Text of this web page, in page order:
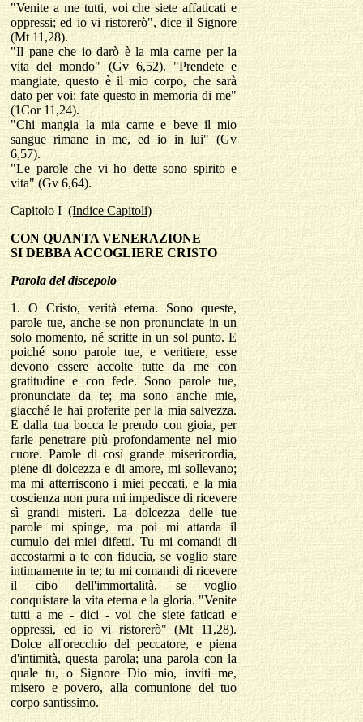
"Venite a me tutti, voi che siete affaticati e
oppressi; ed io vi ristorerò", dice il Signore
(Mt 11,28).
"Il pane che io darò è la mia carne per la
vita del mondo" (Gv 6,52). "Prendete e
mangiate, questo è il mio corpo, che sarà
dato per voi: fate questo in memoria di me"
(1Cor 11,24).
"Chi mangia la mia carne e beve il mio
sangue rimane in me, ed io in lui" (Gv
6,57).
"Le parole che vi ho dette sono spirito e
vita" (Gv 6,64).
Capitolo I (Indice Capitoli)
CON QUANTA VENERAZIONE
SI DEBBA ACCOGLIERE CRISTO
Parola del discepolo
1. O Cristo, verità eterna. Sono queste,
parole tue, anche se non pronunciate in un
solo momento, né scritte in un sol punto. E
poiché sono parole tue, e veritiere, esse
devono essere accolte tutte da me con
gratitudine e con fede. Sono parole tue,
pronunciate da te; ma sono anche mie,
giacché le hai proferite per la mia salvezza.
E dalla tua bocca le prendo con gioia, per
farle penetrare più profondamente nel mio
cuore. Parole di così grande misericordia,
piene di dolcezza e di amore, mi sollevano;
ma mi atterriscono i miei peccati, e la mia
coscienza non pura mi impedisce di ricevere
sì grandi misteri. La dolcezza delle tue
parole mi spinge, ma poi mi attarda il
cumulo dei miei difetti. Tu mi comandi di
accostarmi a te con fiducia, se voglio stare
intimamente in te; tu mi comandi di ricevere
il cibo dell'immortalità, se voglio
conquistare la vita eterna e la gloria. "Venite
tutti a me - dici - voi che siete faticati e
oppressi, ed io vi ristorerò" (Mt 11,28).
Dolce all'orecchio del peccatore, e piena
d'intimità, questa parola; una parola con la
quale tu, o Signore Dio mio, inviti me,
misero e povero, alla comunione del tuo
corpo santissimo.